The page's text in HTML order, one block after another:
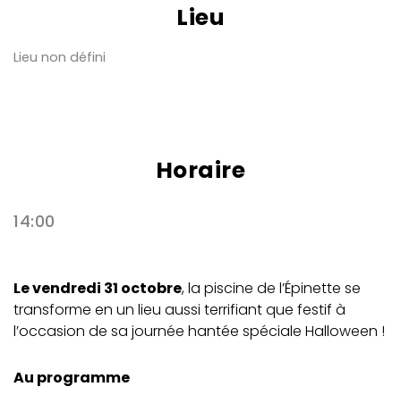
Lieu
Lieu non défini
Horaire
14:00
Le vendredi 31 octobre, la piscine de l’Épinette se
transforme en un lieu aussi terrifiant que festif à
l’occasion de sa journée hantée spéciale Halloween !
Au programme